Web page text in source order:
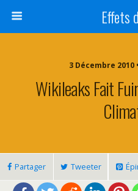
Effets
3 Décembre
Wikileaks Fait
Partager Tweeter